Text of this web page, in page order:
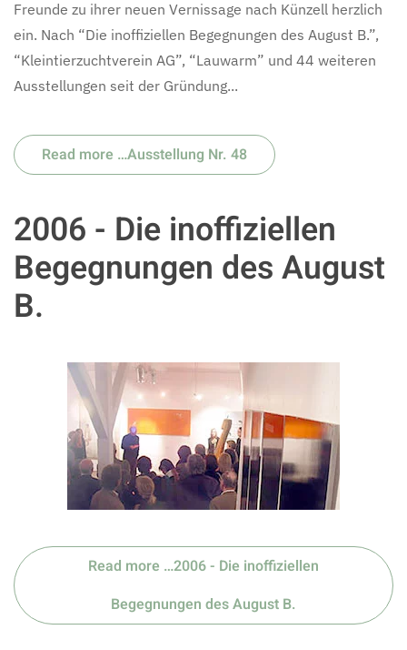
Freunde zu ihrer neuen Vernissage nach Künzell herzlich
ein. Nach “Die inoffiziellen Begegnungen des August B.”,
“Kleintierzuchtverein AG”, “Lauwarm” und 44 weiteren
Ausstellungen seit der Gründung...
Read more …Ausstellung Nr. 48
2006 - Die inoffiziellen
Begegnungen des August
B.
Read more …2006 - Die inoffiziellen
Begegnungen des August B.